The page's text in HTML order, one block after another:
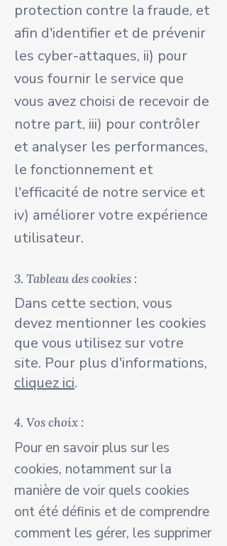
protection contre la fraude, et
afin d'identifier et de prévenir
les cyber-attaques, ii) pour
vous fournir le service que
vous avez choisi de recevoir de
notre part, iii) pour contrôler
et analyser les performances,
le fonctionnement et
l'efficacité de notre service et
iv) améliorer votre expérience
utilisateur.
3. Tableau des cookies :
Dans cette section, vous
devez mentionner les cookies
que vous utilisez sur votre
site. Pour plus d'informations,
cliquez ici.
4. Vos choix :
Pour en savoir plus sur les
cookies, notamment sur la
manière de voir quels cookies
ont été définis et de comprendre
comment les gérer, les supprimer